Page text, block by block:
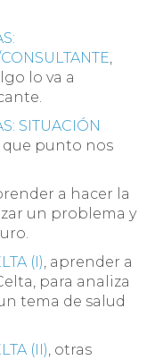
,
lo va a
SITUACIÓN
que punto nos
a hacer la
un problema y
(I), aprender a
para analiza
tema de salud
(II), otras